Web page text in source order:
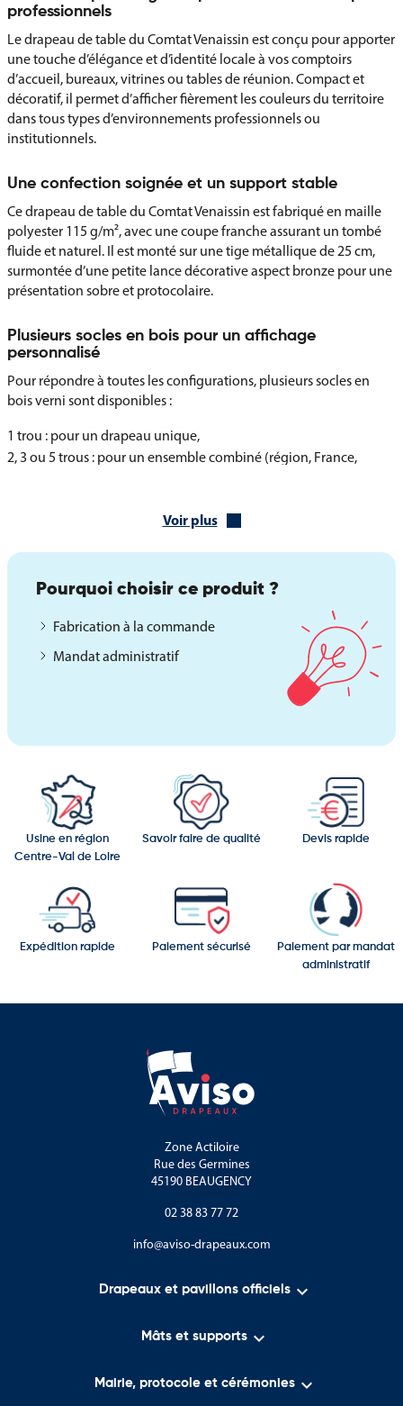
professionnels
Le drapeau de table du Comtat Venaissin est conçu pour apporter
une touche d’élégance et d’identité locale à vos comptoirs
d’accueil, bureaux, vitrines ou tables de réunion. Compact et
décoratif, il permet d’afficher fièrement les couleurs du territoire
dans tous types d’environnements professionnels ou
institutionnels.
Une confection soignée et un support stable
Ce drapeau de table du Comtat Venaissin est fabriqué en maille
polyester 115 g/m², avec une coupe franche assurant un tombé
fluide et naturel. Il est monté sur une tige métallique de 25 cm,
surmontée d’une petite lance décorative aspect bronze pour une
présentation sobre et protocolaire.
Plusieurs socles en bois pour un affichage
personnalisé
Pour répondre à toutes les configurations, plusieurs socles en
bois verni sont disponibles :
1 trou : pour un drapeau unique,
2, 3 ou 5 trous : pour un ensemble combiné (région, France,
Le drapeau de table du Comtat Venaissin est un accessoire discret
et emblématique, idéal pour souligner votre attachement à
l’histoire.
Voir plus
Pourquoi choisir ce produit ?
Fabrication à la commande
Mandat administratif
Usine en région
Centre-Val de Loire
Savoir faire de qualité Devis rapide
Expédition rapide Paiement sécurisé
Paiement par mandat
administratif
Zone Actiloire
Rue des Germines
45190 BEAUGENCY
02 38 83 77 72
info@aviso-drapeaux.com
Drapeaux et pavillons officiels 
Mâts et supports 
Mairie, protocole et cérémonies 